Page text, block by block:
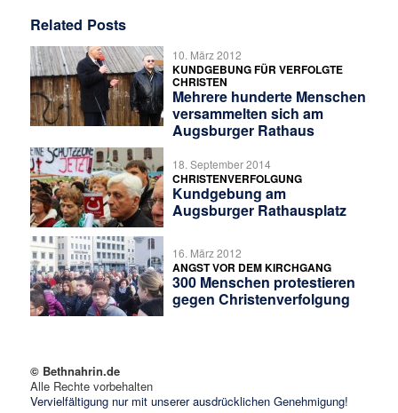
Related Posts
10. März 2012
KUNDGEBUNG FÜR VERFOLGTE
CHRISTEN
Mehrere hunderte Menschen
versammelten sich am
Augsburger Rathaus
18. September 2014
CHRISTENVERFOLGUNG
Kundgebung am
Augsburger Rathausplatz
16. März 2012
ANGST VOR DEM KIRCHGANG
300 Menschen protestieren
gegen Christenverfolgung
© Bethnahrin.de
Alle Rechte vorbehalten
Vervielfältigung nur mit unserer ausdrücklichen Genehmigung!